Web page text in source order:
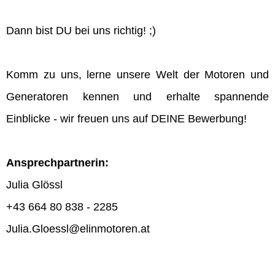
Dann bist DU bei uns richtig! ;)
Komm zu uns, lerne unsere Welt der Motoren und
Generatoren kennen und erhalte spannende
Einblicke - wir freuen uns auf DEINE Bewerbung!
Ansprechpartnerin:
Julia Glössl
+43 664 80 838 - 2285
Julia.Gloessl@elinmotoren.at